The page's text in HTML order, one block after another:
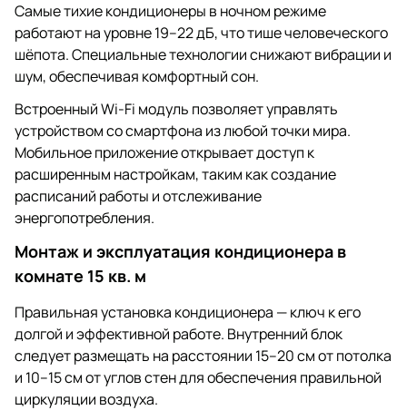
Самые тихие кондиционеры в ночном режиме
работают на уровне 19–22 дБ, что тише человеческого
шёпота. Специальные технологии снижают вибрации и
шум, обеспечивая комфортный сон.
Встроенный Wi-Fi модуль позволяет управлять
устройством со смартфона из любой точки мира.
Мобильное приложение открывает доступ к
расширенным настройкам, таким как создание
расписаний работы и отслеживание
энергопотребления.
Монтаж и эксплуатация кондиционера в
комнате 15 кв. м
Правильная установка кондиционера — ключ к его
долгой и эффективной работе. Внутренний блок
следует размещать на расстоянии 15–20 см от потолка
и 10–15 см от углов стен для обеспечения правильной
циркуляции воздуха.